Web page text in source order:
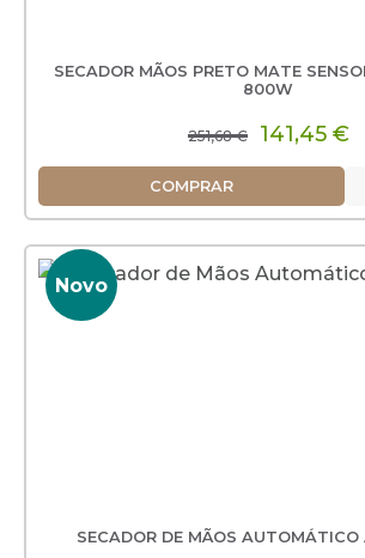
SECADOR MÃOS PRETO MATE
800W
251,68 € 141,45 €
COMPRAR
Novo
SECADOR DE MÃOS